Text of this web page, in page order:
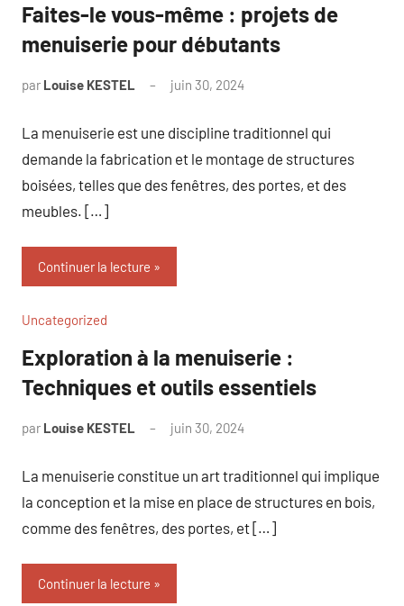
Faites-le vous-même : projets de
menuiserie pour débutants
par Louise KESTEL juin 30, 2024
La menuiserie est une discipline traditionnel qui
demande la fabrication et le montage de structures
boisées, telles que des fenêtres, des portes, et des
meubles. […]
Continuer la lecture
Uncategorized
Exploration à la menuiserie :
Techniques et outils essentiels
par Louise KESTEL juin 30, 2024
La menuiserie constitue un art traditionnel qui implique
la conception et la mise en place de structures en bois,
comme des fenêtres, des portes, et […]
Continuer la lecture